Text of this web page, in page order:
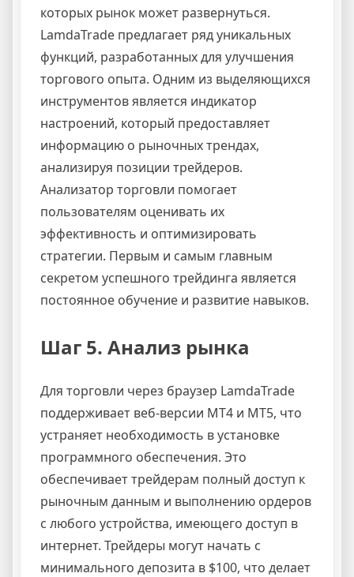
которых рынок может развернуться.
LamdaTrade предлагает ряд уникальных
функций, разработанных для улучшения
торгового опыта. Одним из выделяющихся
инструментов является индикатор
настроений, который предоставляет
информацию о рыночных трендах,
анализируя позиции трейдеров.
Анализатор торговли помогает
пользователям оценивать их
эффективность и оптимизировать
стратегии. Первым и самым главным
секретом успешного трейдинга является
постоянное обучение и развитие навыков.
Шаг 5. Анализ рынка
Для торговли через браузер LamdaTrade
поддерживает веб-версии MT4 и MT5, что
устраняет необходимость в установке
программного обеспечения. Это
обеспечивает трейдерам полный доступ к
рыночным данным и выполнению ордеров
с любого устройства, имеющего доступ в
интернет. Трейдеры могут начать с
минимального депозита в $100, что делает